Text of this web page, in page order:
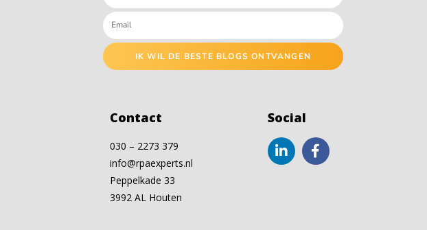
IK WIL DE BESTE BLOGS ONTVANGEN
Contact
030 – 2273 379
info@rpaexperts.nl
Peppelkade 33
3992 AL Houten
Social